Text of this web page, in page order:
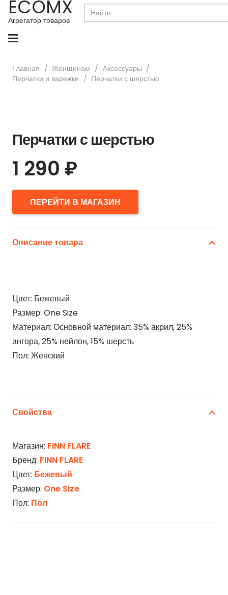
ECOMX
Агрегатор товаров
Search
for:
Главная / Женщинам / Аксессуары /
Перчатки и варежки / Перчатки с шерстью
Перчатки с шерстью
1 290 ₽
ПЕРЕЙТИ В МАГАЗИН
Описание товара
Цвет: Бежевый
Размер: One Size
Материал: Основной материал: 35% акрил, 25%
ангора, 25% нейлон, 15% шерсть
Пол: Женский
Свойства
Магазин: FINN FLARE
Бренд: FINN FLARE
Цвет: Бежевый
Размер: One Size
Пол: Пол